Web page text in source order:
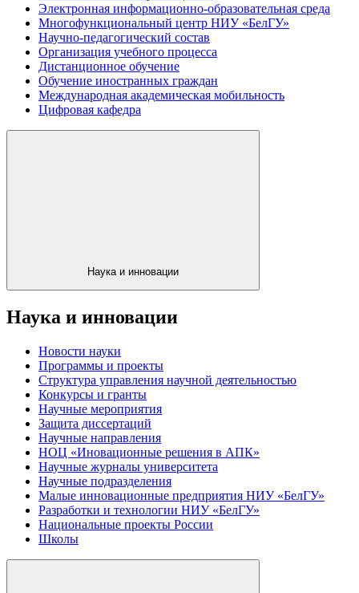
Электронная информационно-образовательная среда
Многофункциональный центр НИУ «БелГУ»
Научно-педагогический состав
Организация учебного процесса
Дистанционное обучение
Обучение иностранных граждан
Международная академическая мобильность
Цифровая кафедра
Наука и инновации
Наука и инновации
Новости науки
Программы и проекты
Структура управления научной деятельностью
Конкурсы и гранты
Научные мероприятия
Защита диссертаций
Научные направления
НОЦ «Иновационные решения в АПК»
Научные журналы университета
Научные подразделения
Малые инновационные предприятия НИУ «БелГУ»
Разработки и технологии НИУ «БелГУ»
Национальные проекты России
Школы